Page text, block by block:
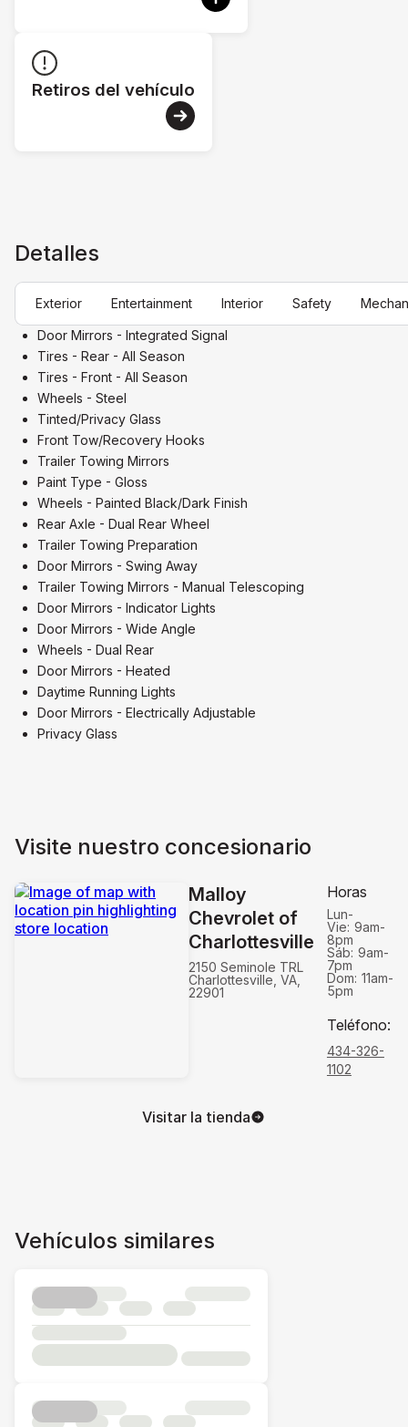
Retiros del vehículo
Detalles
Exterior Entertainment Interior Safety
Door Mirrors - Integrated Signal
Tires - Rear - All Season
Tires - Front - All Season
Wheels - Steel
Tinted/Privacy Glass
Front Tow/Recovery Hooks
Trailer Towing Mirrors
Paint Type - Gloss
Wheels - Painted Black/Dark Finish
Rear Axle - Dual Rear Wheel
Trailer Towing Preparation
Door Mirrors - Swing Away
Trailer Towing Mirrors - Manual Telescoping
Door Mirrors - Indicator Lights
Door Mirrors - Wide Angle
Wheels - Dual Rear
Door Mirrors - Heated
Daytime Running Lights
Door Mirrors - Electrically Adjustable
Privacy Glass
Visite nuestro concesionario
Malloy
Chevrolet of
Charlottesville
2150 Seminole TRL
Charlottesville, VA,
22901
Horas
Lun-
Vie: 9am-
8pm
Sáb: 9am-
7pm
Dom: 11am-
5pm
Teléfono:
434-326-
1102
Visitar la tienda
Vehículos similares